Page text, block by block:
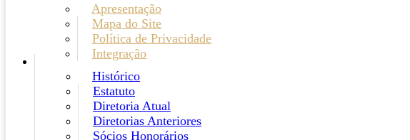
Apresentação
Mapa do Site
Política de Privacidade
Integração
Histórico
Estatuto
Diretoria Atual
Diretorias Anteriores
Sócios Honorários